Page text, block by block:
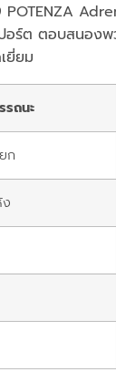
POTENZA
อร์ต ตอบสนอง
ยี่ยม
รถนะ
ก